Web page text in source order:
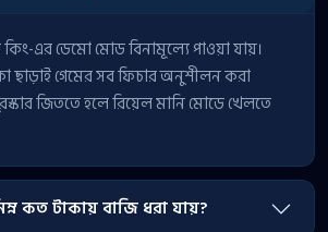
কিং-এর ডেমো মোড বিনামূল্যে পাওয়া যায়।
গেমের সব ফিচার অনুশীলন করা
জিততে হলে রিয়েল মানি মোডে খেলতে
কত টাকায় বাজি ধরা যায়?